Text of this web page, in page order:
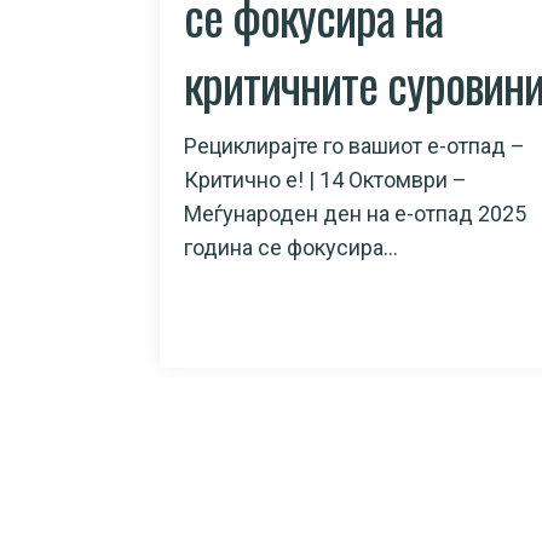
се фокусира на
критичните
Рециклирајте го вашиот е-отпад –
Критично e! | 14 Октомври –
Меѓународен ден на е-отпад 2025
година се фокусира...